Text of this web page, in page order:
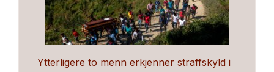
Ytterligere to menn erkjenner straffskyld i